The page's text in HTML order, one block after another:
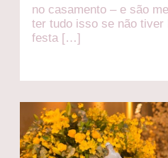
no casamento – e são
ter tudo isso se não
festa […]